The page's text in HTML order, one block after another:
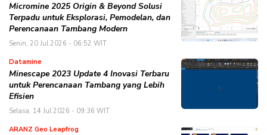
Micromine 2025 Origin & Beyond Solusi
Terpadu untuk Eksplorasi, Pemodelan, dan
Perencanaan Tambang Modern
Senin, 20 Jul 2026 - 06:52 WIT
Datamine
Minescape 2023 Update 4 Inovasi Terbaru
untuk Perencanaan Tambang yang Lebih
Efisien
Selasa, 14 Jul 2026 - 09:36 WIT
ARANZ Geo Leapfrog